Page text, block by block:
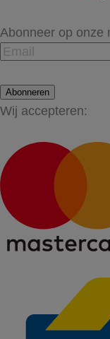
Abonneer op onze
Abonneren
Wij accepteren: